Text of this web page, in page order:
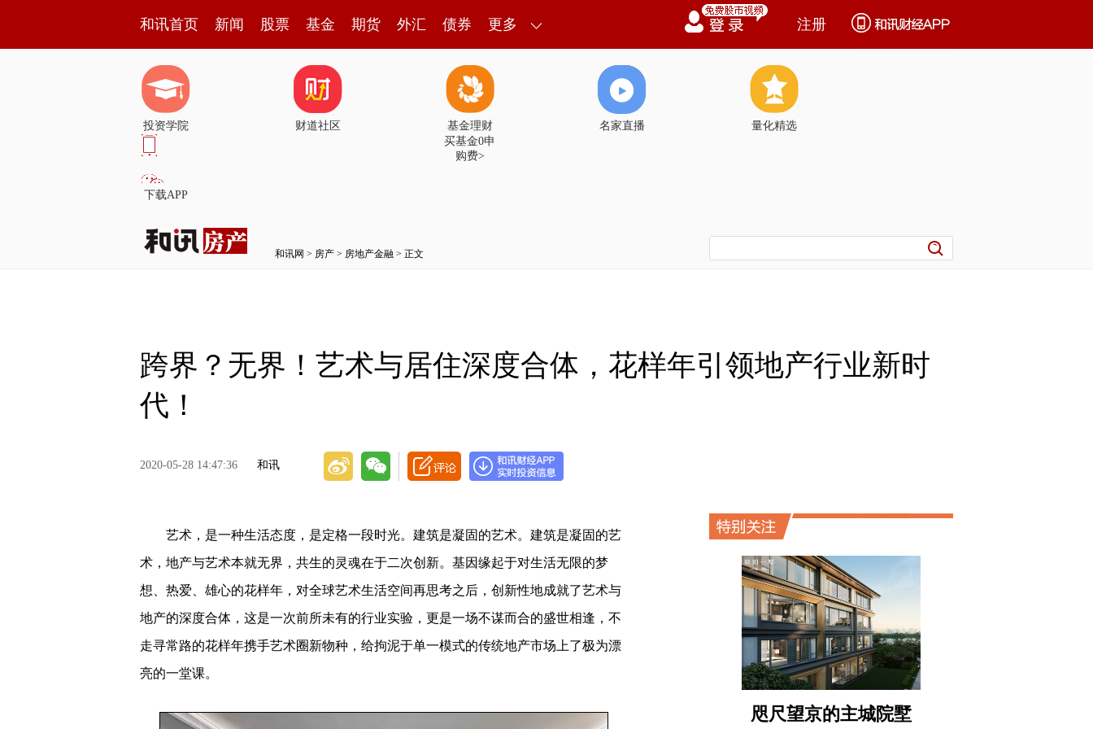
和讯首页 新闻 股票 基金 期货 外汇 债券 更多 注册
投资学院 财道社区
基金理财
买基金0申
购费>
名家直播 量化精选
下载APP
和讯网 > 房产 > 房地产金融 > 正文
跨界？无界！艺术与居住深度合体，花样年引领地产行业新时
代！
2020-05-28 14:47:36 和讯
艺术，是一种生活态度，是定格一段时光。建筑是凝固的艺术。建筑是凝固的艺
术，地产与艺术本就无界，共生的灵魂在于二次创新。基因缘起于对生活无限的梦
想、热爱、雄心的花样年，对全球艺术生活空间再思考之后，创新性地成就了艺术与
地产的深度合体，这是一次前所未有的行业实验，更是一场不谋而合的盛世相逢，不
走寻常路的花样年携手艺术圈新物种，给拘泥于单一模式的传统地产市场上了极为漂
亮的一堂课。